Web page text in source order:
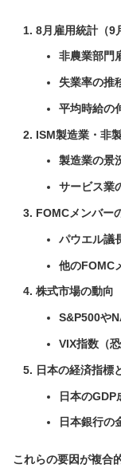
8月雇用統計（9
非農業部門
失業率の推
平均時給の
ISM製造業・非
製造業の景
サービス業
FOMCメンバー
パウエル議
他のFOMC
株式市場の動向
S&P500や
VIX指数（
日本の経済指標
日本のGDP
日本銀行の
これらの要因が複合